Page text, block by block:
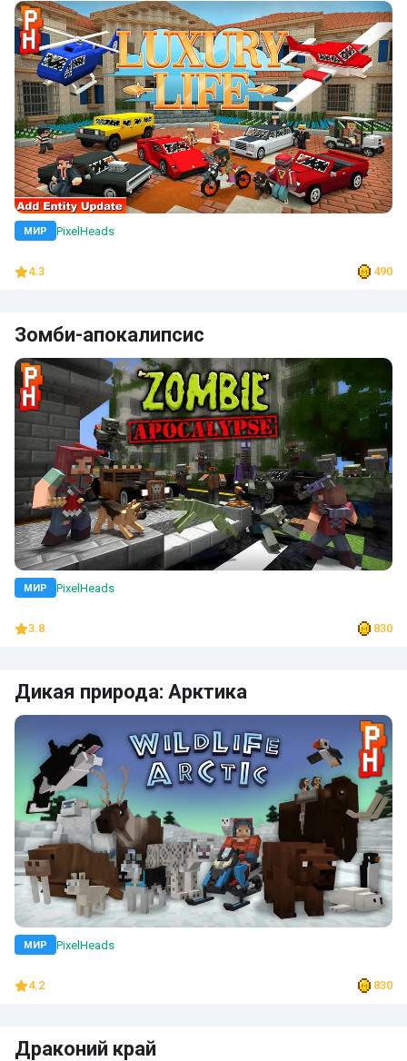
МИР PixelHeads
4.3 490
Зомби-апокалипсис
МИР PixelHeads
3.8 830
Дикая природа: Арктика
МИР PixelHeads
4.2 830
Драконий край